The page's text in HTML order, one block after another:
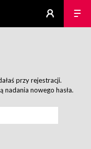
przy rejestracji.
nadania nowego hasła.